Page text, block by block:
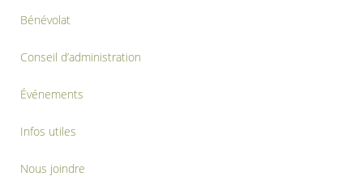
Bénévolat
Conseil d’administration
Événements
Infos utiles
Nous joindre